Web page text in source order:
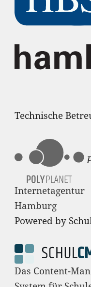
Technische
Internetagentur
Hamburg
Powered by
Das Content-